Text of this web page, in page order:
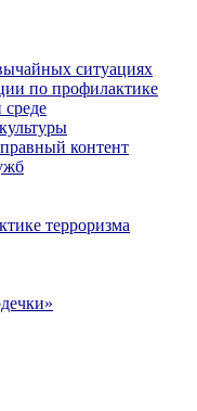
ситуациях
по профилактике
контент
терроризма